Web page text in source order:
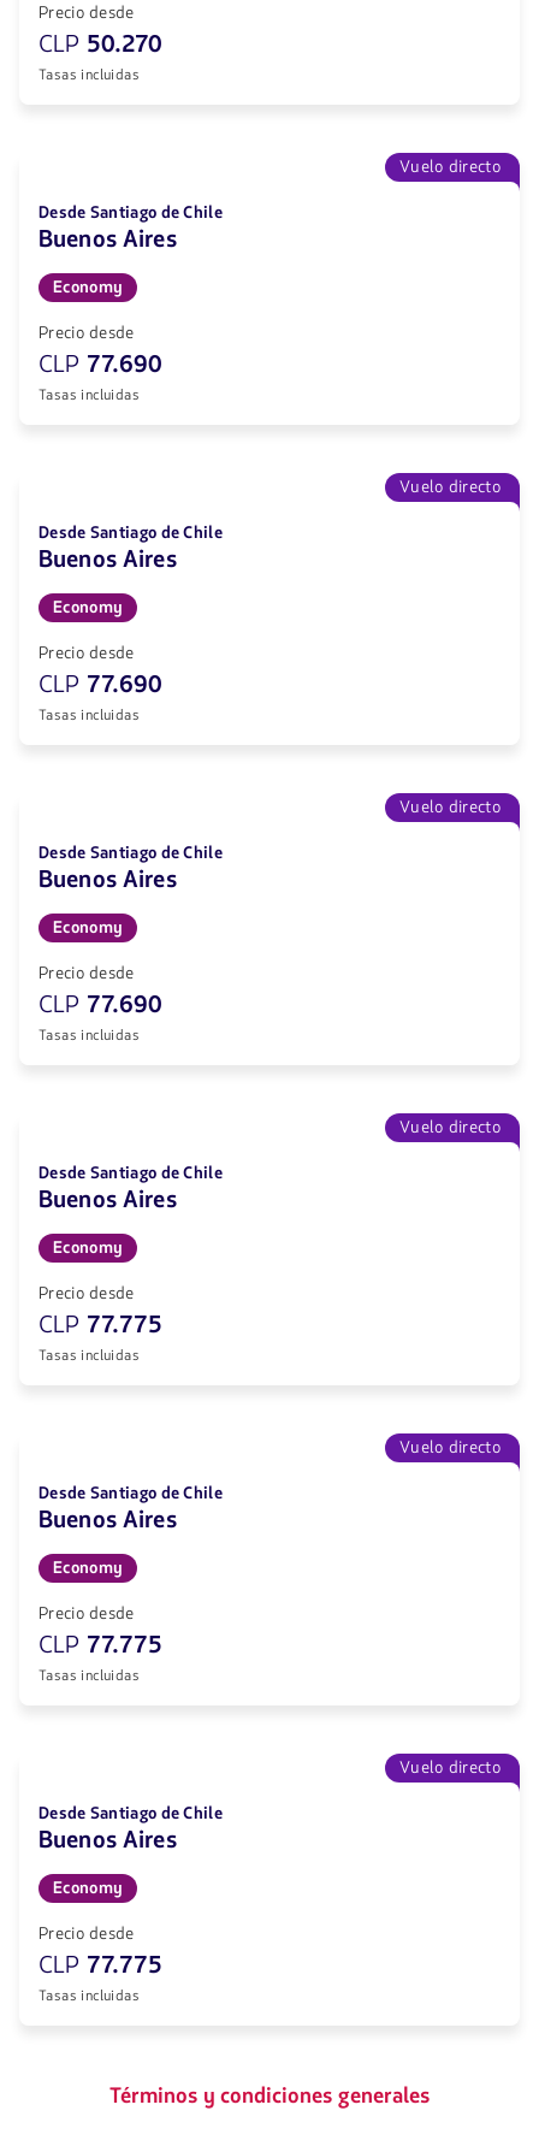
Precio desde
CLP 50.270
Tasas incluidas
Vuelo directo
Desde Santiago de Chile
Buenos Aires
Economy
Precio desde
CLP 77.690
Tasas incluidas
Vuelo directo
Desde Santiago de Chile
Buenos Aires
Economy
Precio desde
CLP 77.690
Tasas incluidas
Vuelo directo
Desde Santiago de Chile
Buenos Aires
Economy
Precio desde
CLP 77.690
Tasas incluidas
Vuelo directo
Desde Santiago de Chile
Buenos Aires
Economy
Precio desde
CLP 77.775
Tasas incluidas
Vuelo directo
Desde Santiago de Chile
Buenos Aires
Economy
Precio desde
CLP 77.775
Tasas incluidas
Vuelo directo
Desde Santiago de Chile
Buenos Aires
Economy
Precio desde
CLP 77.775
Tasas incluidas
Términos y condiciones generales